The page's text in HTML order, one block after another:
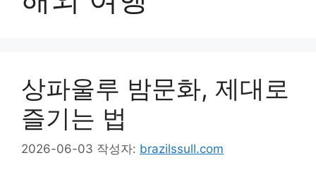
상파울루 밤문화, 제대로
즐기는 법
2026-06-03 작성자: brazilssull.com